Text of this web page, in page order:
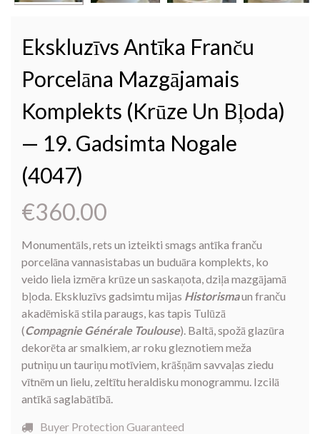
Ekskluzīvs Antīka Franču
Porcelāna Mazgājamais
Komplekts (krūze Un Bļoda)
— 19. Gadsimta Nogale
(4047)
€360.00
Monumentāls,rets un izteikti smags antīka franču
porcelāna vannasistabas un buduāra komplekts, ko
veido liela izmēra krūze un saskaņota,dziļa mazgājamā
bļoda. Ekskluzīvs gadsimtu mijas Historismaun franču
akadēmiskā stila paraugs, kas tapis Tulūzā
(Compagnie Générale Toulouse). Baltā,spožā glazūra
dekorēta ar smalkiem,ar roku gleznotiem meža
putniņu un tauriņu motīviem, krāšņām savvaļas ziedu
vītnēm un lielu, zeltītu heraldisku monogrammu. Izcilā
antīkā saglabātībā.
Buyer Protection Guaranteed